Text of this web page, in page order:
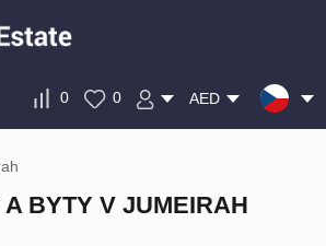
0 0 AED
BYTY V JUMEIRAH